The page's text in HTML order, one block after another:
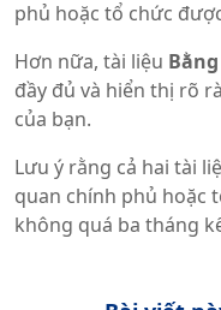
phủ hoặc tổ chức
Hơn nữa, tài liệu
đầy đủ và hiển thị rõ
của bạn.
Lưu ý rằng cả hai tài
quan chính phủ hoặc
không quá ba tháng